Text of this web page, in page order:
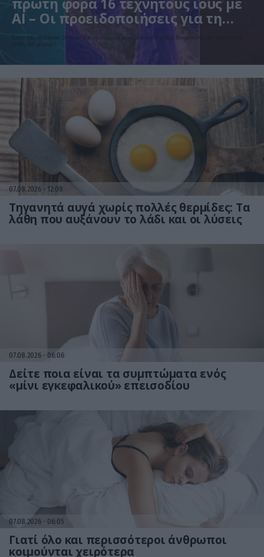
AI – Οι προειδοποιήσεις για τη
βιοασφάλεια
Ερευνητές σχεδίασαν 16 νέους βακτηριοφάγους με τη βοήθεια Τεχνητής Νοημοσύνης που εξοντώνουν
ανθεκτικά μικρόβια
07.08.2026 12:09
Τηγανητά αυγά χωρίς πολλές θερμίδες: Τα
λάθη που αυξάνουν το λάδι και οι λύσεις
07.08.2026 06:06
Δείτε ποια είναι τα συμπτώματα ενός
«μίνι εγκεφαλικού» επεισοδίου
07.08.2026 06:05
Γιατί όλο και περισσότεροι άνθρωποι
κοιμούνται χειρότερα